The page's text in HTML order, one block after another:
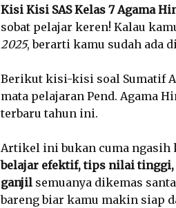
Kisi Kisi SAS Kelas 7 Agama
sobat pelajar keren! Kalau
2025, berarti kamu sudah ada
Berikut kisi-kisi soal Sumatif
mata pelajaran Pend. Agama
terbaru tahun ini.
Artikel ini bukan cuma
belajar efektif, tips nilai
ganjil semuanya dikemas
bareng biar kamu makin siap